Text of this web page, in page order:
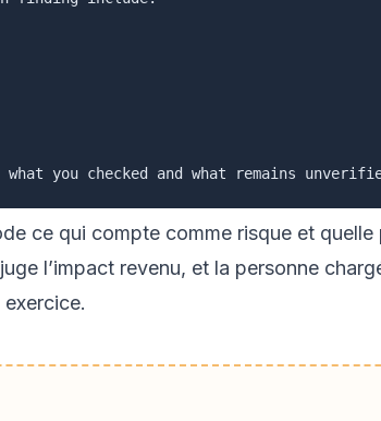
ce qui compte comme risque et quelle
l’impact revenu, et la personne